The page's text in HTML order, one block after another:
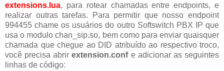
extensions.lua, para rotear chamadas entre endpoints, e
realizar outras tarefas. Para permitir que nosso endpoint
994455 chame os usuários do outro Softswitch PBX IP que
usa o modulo chan_sip.so, bem como para enviar quaisquer
chamada que chegue ao DID atribuído ao respectivo troco,
você precisa abrirextension.confe adicionar as seguintes
linhas de código: